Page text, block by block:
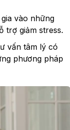
vào những
trợ giảm stress.
vấn tâm lý có
phương pháp